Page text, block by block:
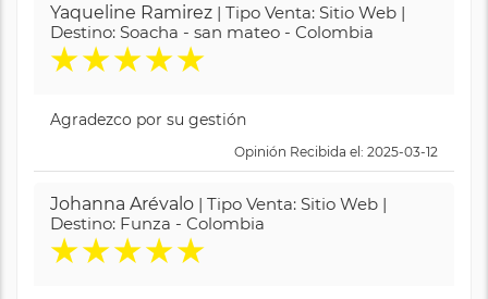
Yaqueline Ramirez | Tipo Venta: Sitio Web |
Destino: Soacha - san mateo - Colombia
★★★★★
Agradezco por su gestión
Opinión Recibida el: 2025-03-12
Johanna Arévalo | Tipo Venta: Sitio Web |
Destino: Funza - Colombia
★★★★★